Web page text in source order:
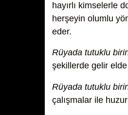
hayırlı kimselerle
herşeyin olumlu
eder.
Rüyada tutuklu
şekillerde gelir
Rüyada tutuklu
çalışmalar ile